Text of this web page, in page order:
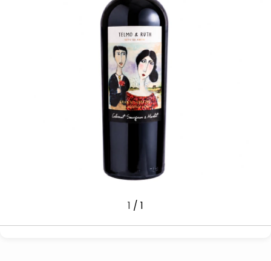
1 / 1